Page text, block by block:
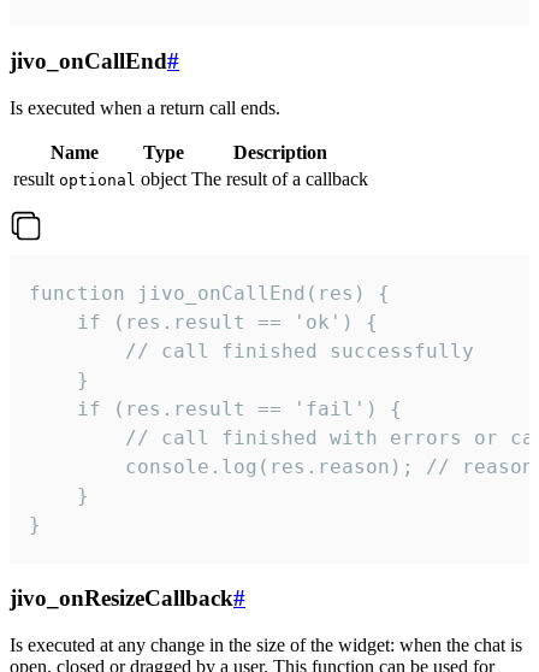
jivo_onCallEnd#
Is executed when a return call ends.
Name Type
Description
result optional object The result of a callback
function jivo_onCallEnd(res) {
    if (res.result == 'ok') {
        // call finished successfully
    }
    if (res.result == 'fail') {
// call finished with errors or
console.log(res.reason); //
    }
}
jivo_onResizeCallback#
Is executed at any change in the size of the widget: when the chat is
open, closed or dragged by a user. This function can be used for